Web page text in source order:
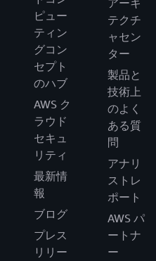
ピュー
ティン
グコン
セプト
のハブ
AWS ク
ラウド
セキュ
リティ
最新情
報
ブログ
プレス
リリー
アーキ
テクチ
ャセン
ター
製品と
技術上
のよく
ある質
問
アナリ
ストレ
ポート
AWS パ
ートナ
ー